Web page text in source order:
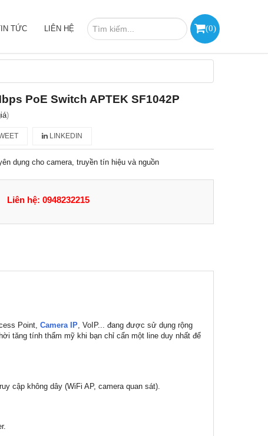
(0)
TỨC LIÊN HỆ
PoE Switch APTEK SF1042P
)
LINKEDIN
dụng cho camera, truyền tín hiệu và nguồn
Liên hệ: 0948232215
Point, Camera IP, VoIP... đang được sử dụng rộng
tăng tính thẩm mỹ khi bạn chỉ cẩn một line duy nhất để
cập không dây (WiFi AP, camera quan sát).